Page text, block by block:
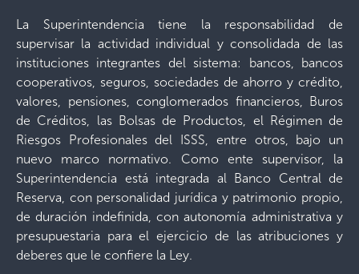
La Superintendencia tiene la responsabilidad de
supervisar la actividad individual y consolidada de las
instituciones integrantes del sistema: bancos, bancos
cooperativos, seguros, sociedades de ahorro y crédito,
valores, pensiones, conglomerados financieros, Buros
de Créditos, las Bolsas de Productos, el Régimen de
Riesgos Profesionales del ISSS, entre otros, bajo un
nuevo marco normativo. Como ente supervisor, la
Superintendencia está integrada al Banco Central de
Reserva, con personalidad jurídica y patrimonio propio,
de duración indefinida, con autonomía administrativa y
presupuestaria para el ejercicio de las atribuciones y
deberes que le confiere la Ley.